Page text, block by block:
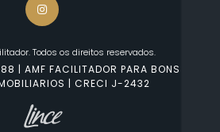
Todos os direitos reservados.
| AMF FACILITADOR PARA BONS
| CRECI J-2432